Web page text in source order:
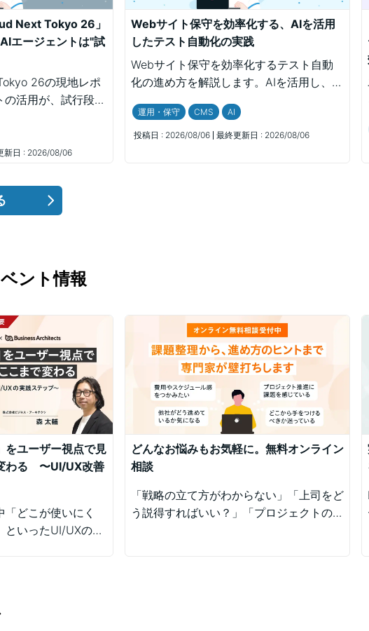
Next Tokyo 26」
エージェントは"試
26の現地レポ
活用が、試行段階
、企業の活用事
ポイントを紹介し
新日 : 2026/08/06
Webサイト保守を効率化する、AIを活用
したテスト自動化の実践
Webサイト保守を効率化するテスト自動
化の進め方を解説します。AIを活用し、画
ら確認負担を減らす実践例を紹介します。
運用・保守 CMS AI
投稿日 : 2026/08/06 最終更新日 : 2026/08/06
ント情報
をユーザー視点で見
わる 〜UI/UX改善
どこが使いにく
といったUI/UXの悩
どんなお悩みもお気軽に。無料オンライン
相談
「戦略の立て方がわからない」「上司をど
う説得すればいい？」「プロジェクトの進